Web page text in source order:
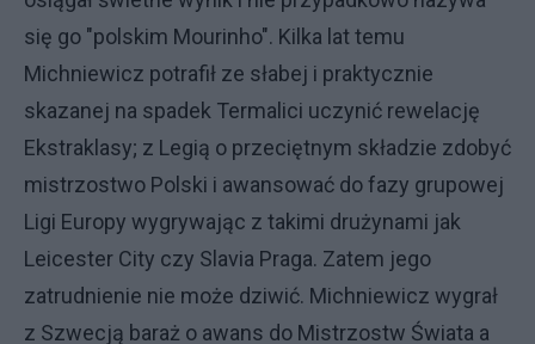
się go "polskim Mourinho". Kilka lat temu
Michniewicz potrafił ze słabej i praktycznie
skazanej na spadek Termalici uczynić rewelację
Ekstraklasy; z Legią o przeciętnym składzie zdobyć
mistrzostwo Polski i awansować do fazy grupowej
Ligi Europy wygrywając z takimi drużynami jak
Leicester City czy Slavia Praga. Zatem jego
zatrudnienie nie może dziwić. Michniewicz wygrał
z Szwecją baraż o awans do Mistrzostw Świata a